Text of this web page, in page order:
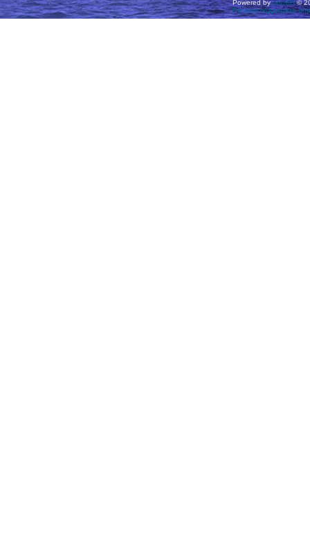
Powered byphpBB©
Русская поддержка